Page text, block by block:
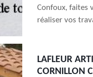
Confoux, faites
réaliser vos
LAFLEUR
CORNILLON